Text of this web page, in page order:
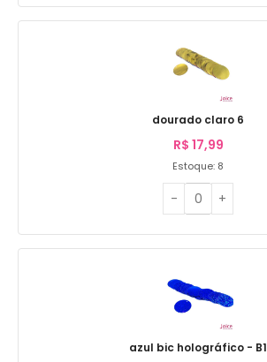
dourado claro 6
R$ 17,99
Estoque: 8
azul bic holográfico - B1